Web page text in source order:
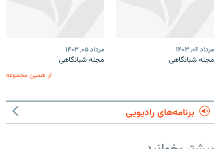
مرداد ۰۶, ۱۴۰۳
مجله شبانگاهی
مرداد ۰۵, ۱۴۰۳
مجله شبانگاهی
از همین مجموعه
برنامه‌های رادیویی